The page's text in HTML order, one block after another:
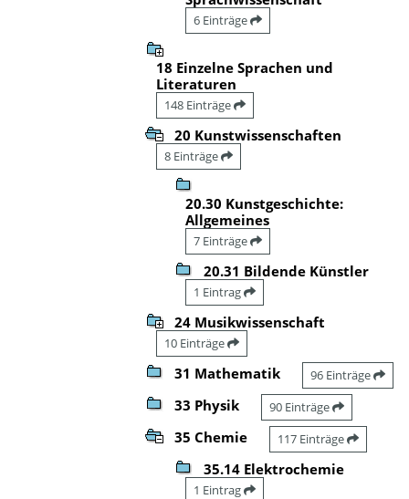
6 Einträge
18 Einzelne Sprachen und
Literaturen
148 Einträge
20 Kunstwissenschaften
8 Einträge
20.30 Kunstgeschichte:
Allgemeines
7 Einträge
20.31 Bildende Künstler
1 Eintrag
24 Musikwissenschaft
10 Einträge
31 Mathematik 96 Einträge
33 Physik 90 Einträge
35 Chemie 117 Einträge
35.14 Elektrochemie
1 Eintrag